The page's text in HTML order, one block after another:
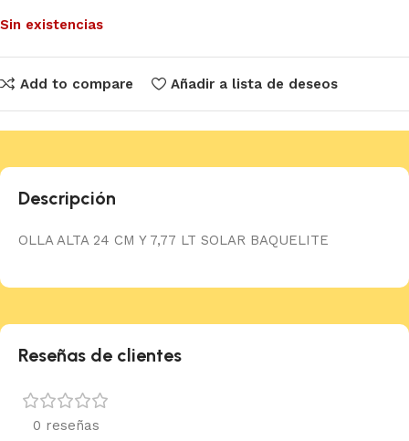
Sin existencias
Add to compare Añadir a lista de deseos
Descripción
OLLA ALTA 24 CM Y 7,77 LT SOLAR BAQUELITE
Reseñas de clientes
0 reseñas